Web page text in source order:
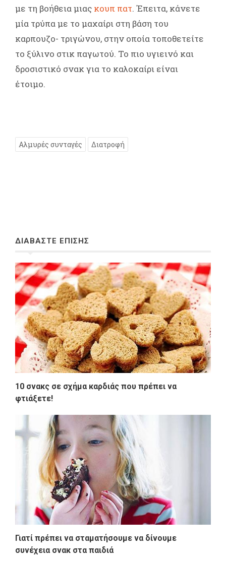
με τη βοήθεια μιας κουπ πατ. Έπειτα, κάνετε
μία τρύπα με το μαχαίρι στη βάση του
καρπουζο- τριγώνου, στην οποία τοποθετείτε
το ξύλινο στικ παγωτού. Το πιο υγιεινό και
δροσιστικό σνακ για το καλοκαίρι είναι
έτοιμο.
Αλμυρές συνταγές Διατροφή
ΔΙΑΒΑΣΤΕ ΕΠΙΣΗΣ
10 σνακς σε σχήμα καρδιάς που πρέπει να
φτιάξετε!
Γιατί πρέπει να σταματήσουμε να δίνουμε
συνέχεια σνακ στα παιδιά